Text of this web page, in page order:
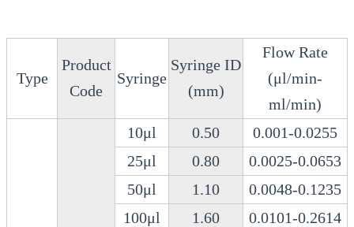
Type
Product
Code
Syringe
Syringe ID
(mm)
Flow Rate
(μl/min-
ml/min)
10μl 0.50
0.001-0.0255
25μl
0.80
0.0025-0.0653
50μl
1.10
0.0048-0.1235
100μl
1.60
0.0101-0.2614